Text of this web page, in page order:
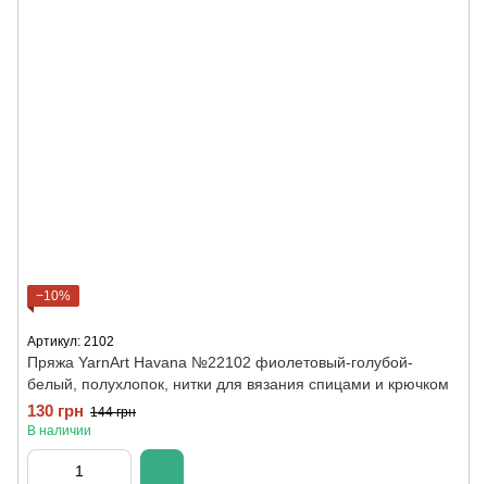
−10%
Артикул: 2102
Пряжа YarnArt Havana №22102 фиолетовый-голубой-
белый, полухлопок, нитки для вязания спицами и крючком
130 грн 144 грн
В наличии